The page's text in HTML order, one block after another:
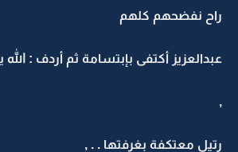
راح نفضحهم كلهم
عبدالعزيز أكتفى بإبتسامة ثم أردف : الله
رتيل معتكفة بغرفتها . . ,